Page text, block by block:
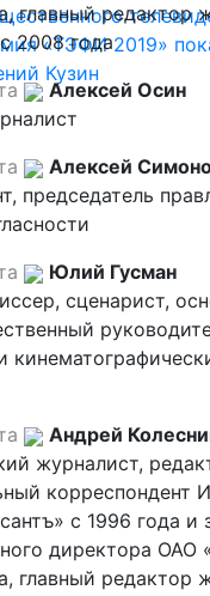
«ТЭФИ 2019»
Кузин
главный редактор
2008 года
Алексей Осин
Алексей
председатель
Юлий Гусман
сценарист,
Андрей
журналист,
корреспондент
с 1996 года и
директора ОАО
главный редактор